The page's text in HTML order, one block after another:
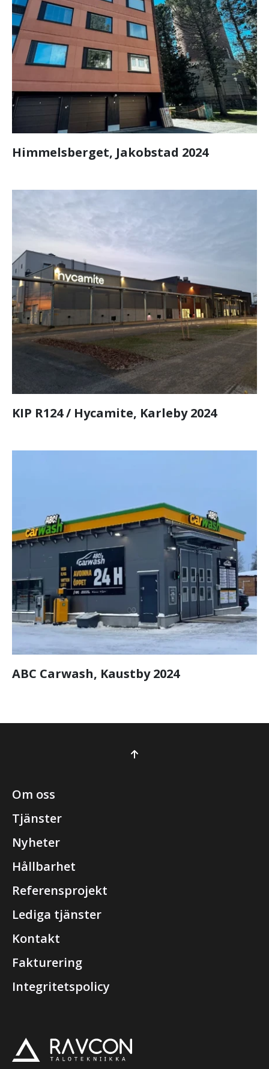
Himmelsberget, Jakobstad 2024
KIP R124 / Hycamite, Karleby 2024
ABC Carwash, Kaustby 2024
Om oss
Tjänster
Nyheter
Hållbarhet
Referensprojekt
Lediga tjänster
Kontakt
Fakturering
Integritetspolicy